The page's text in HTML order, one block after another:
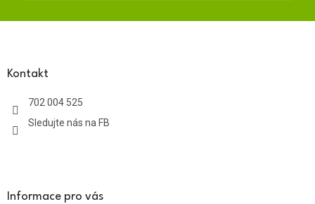
Kontakt
702 004 525
Sledujte nás na FB
Informace pro vás